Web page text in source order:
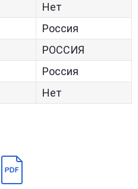
Нет
Россия
РОССИЯ
Россия
Нет